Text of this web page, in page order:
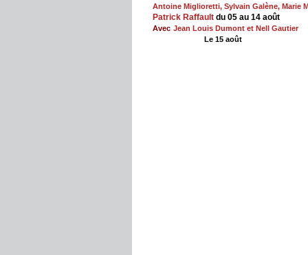
Antoine Miglioretti, Sylvain Galène, Marie
Patrick Raffault du 05 au 14 août
Avec Jean Louis Dumont et Nell Gautier
Le 15 août